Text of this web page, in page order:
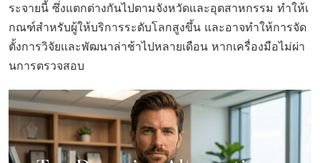
ระจายนี้ ซึ่งแตกต่างกันไปตามจังหวัดและอุตสาหกรรม ทำให้เ
กณฑ์สำหรับผู้ให้บริการระดับโลกสูงขึ้น และอาจทำให้การจัด
ตั้งการวิจัยและพัฒนาล่าช้าไปหลายเดือน หากเครื่องมือไม่ผ่า
นการตรวจสอบ